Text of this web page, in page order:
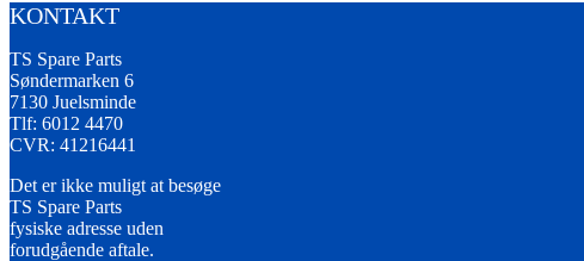
KONTAKT
TS Spare Parts
Søndermarken 6
7130 Juelsminde
Tlf: 6012 4470
CVR: 41216441
Det er ikke muligt at besøge
TS Spare Parts
fysiske adresse uden
forudgående aftale.